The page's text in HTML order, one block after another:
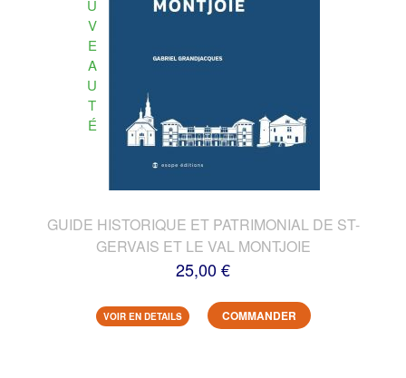
U
V
E
A
U
T
É
GUIDE HISTORIQUE ET PATRIMONIAL DE ST-
GERVAIS ET LE VAL MONTJOIE
25,00 €
VOIR EN DETAILS COMMANDER